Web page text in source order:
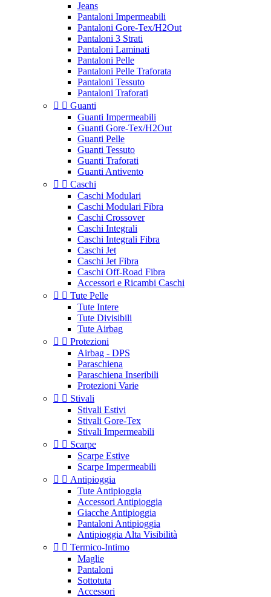
Jeans
Pantaloni Impermeabili
Pantaloni Gore-Tex/H2Out
Pantaloni 3 Strati
Pantaloni Laminati
Pantaloni Pelle
Pantaloni Pelle Traforata
Pantaloni Tessuto
Pantaloni Traforati
  Guanti
Guanti Impermeabili
Guanti Gore-Tex/H2Out
Guanti Pelle
Guanti Tessuto
Guanti Traforati
Guanti Antivento
  Caschi
Caschi Modulari
Caschi Modulari Fibra
Caschi Crossover
Caschi Integrali
Caschi Integrali Fibra
Caschi Jet
Caschi Jet Fibra
Caschi Off-Road Fibra
Accessori e Ricambi Caschi
  Tute Pelle
Tute Intere
Tute Divisibili
Tute Airbag
  Protezioni
Airbag - DPS
Paraschiena
Paraschiena Inseribili
Protezioni Varie
  Stivali
Stivali Estivi
Stivali Gore-Tex
Stivali Impermeabili
  Scarpe
Scarpe Estive
Scarpe Impermeabili
  Antipioggia
Tute Antipioggia
Accessori Antipioggia
Giacche Antipioggia
Pantaloni Antipioggia
Antipioggia Alta Visibilità
  Termico-Intimo
Maglie
Pantaloni
Sottotuta
Accessori